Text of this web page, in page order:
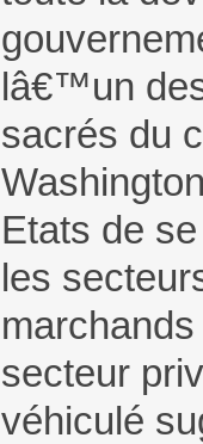
lâ€™un
sacrés du
Etats de
les
secteur
véhiculé